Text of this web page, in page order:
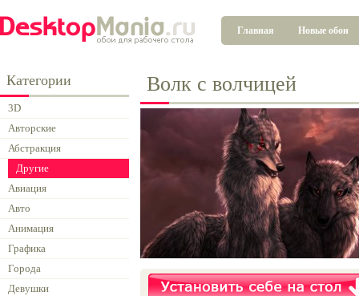
Главная Новые обои
Категории
3D
Авторские
Абстракция
Другие
Авиация
Авто
Анимация
Графика
Города
Девушки
Волк с волчицей